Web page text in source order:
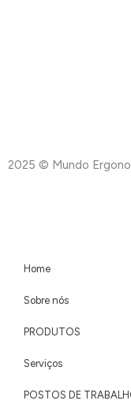
- m
2025 © Mundo
Home
Sobre nós
PRODUTOS
Serviços
POSTOS DE